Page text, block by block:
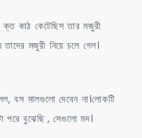
কাঠ কেটেছিস তার মজুরী
মজুরী নিয়ে চলে গেল।
বস মালগুলো দেবেন না।লোকটি
পরে বুঝেছি , সেগুলো মদ।